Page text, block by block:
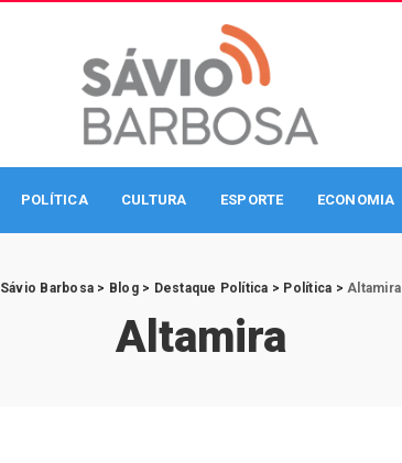
POLÍTICA CULTURA ESPORTE ECONOMIA
Sávio Barbosa > Blog> Destaque Política > Política >Altamira
Altamira